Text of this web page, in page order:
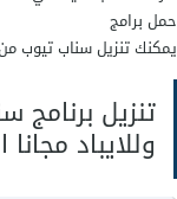
حمل برامج
يمكنك تنزيل سناب تيوب
تنزيل برنامج
وللايباد